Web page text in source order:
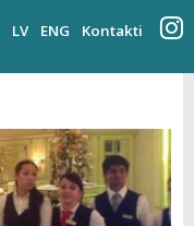
LV ENG Kontakti